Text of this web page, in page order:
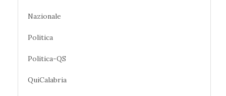
Nazionale
Politica
Politica-QS
QuiCalabria